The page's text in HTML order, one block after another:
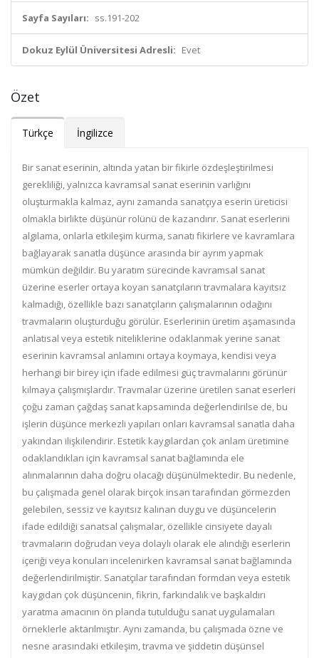
Sayfa Sayıları: ss.191-202
Dokuz Eylül Üniversitesi Adresli: Evet
Özet
Türkçe İngilizce
Bir sanat eserinin, altında yatan bir fikirle özdeşleştirilmesi
gerekliliği, yalnızca kavramsal sanat eserinin varlığını
oluşturmakla kalmaz, aynı zamanda sanatçıya eserin üreticisi
olmakla birlikte düşünür rolünü de kazandırır. Sanat eserlerini
algılama, onlarla etkileşim kurma, sanatı fikirlere ve kavramlara
bağlayarak sanatla düşünce arasında bir ayrım yapmak
mümkün değildir. Bu yaratım sürecinde kavramsal sanat
üzerine eserler ortaya koyan sanatçıların travmalara kayıtsız
kalmadığı, özellikle bazı sanatçıların çalışmalarının odağını
travmaların oluşturduğu görülür. Eserlerinin üretim aşamasında
anlatısal veya estetik niteliklerine odaklanmak yerine sanat
eserinin kavramsal anlamını ortaya koymaya, kendisi veya
herhangi bir birey için ifade edilmesi güç travmalarını görünür
kılmaya çalışmışlardır. Travmalar üzerine üretilen sanat eserleri
çoğu zaman çağdaş sanat kapsamında değerlendirilse de, bu
işlerin düşünce merkezli yapıları onları kavramsal sanatla daha
yakından ilişkilendirir. Estetik kaygılardan çok anlam üretimine
odaklandıkları için kavramsal sanat bağlamında ele
alınmalarının daha doğru olacağı düşünülmektedir. Bu nedenle,
bu çalışmada genel olarak birçok insan tarafından görmezden
gelebilen, sessiz ve kayıtsız kalınan duygu ve düşüncelerin
ifade edildiği sanatsal çalışmalar, özellikle cinsiyete dayalı
travmaların doğrudan veya dolaylı olarak ele alındığı eserlerin
içeriği veya konuları incelenirken kavramsal sanat bağlamında
değerlendirilmiştir. Sanatçılar tarafından formdan veya estetik
kaygıdan çok düşüncenin, fikrin, farkındalık ve başkaldırı
yaratma amacının ön planda tutulduğu sanat uygulamaları
örneklerle aktarılmıştır. Aynı zamanda, bu çalışmada özne ve
nesne arasındaki etkileşim, travma ve şiddetin düşünsel